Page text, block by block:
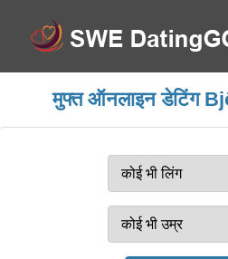
मुफ्त ऑनलाइन डेटिंग